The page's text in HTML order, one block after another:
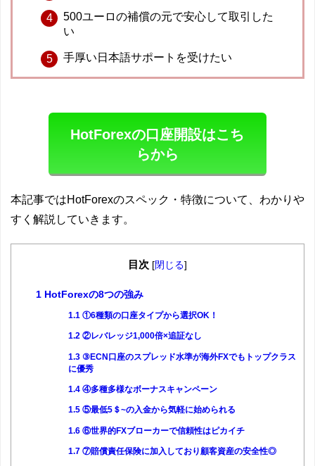
500ユーロの補償の元で安心して取引した
い
手厚い日本語サポートを受けたい
HotForexの口座開設はこち
らから
本記事ではHotForexのスペック・特徴について、わかりや
すく解説していきます。
目次 [閉じる]
1 HotForexの8つの強み
1.1①6種類の口座タイプから選択OK！
1.2②レバレッジ1,000倍×追証なし
1.3③ECN口座のスプレッド水準が海外FXでもトップクラス
に優秀
1.4④多種多様なボーナスキャンペーン
1.5⑤最低5＄~の入金から気軽に始められる
1.6⑥世界的FXブローカーで信頼性はピカイチ
1.7⑦賠償責任保険に加入しており顧客資産の安全性◎